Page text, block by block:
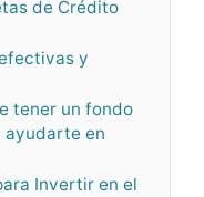
de Crédito
y
tener un fondo
ayudarte en
Invertir en el